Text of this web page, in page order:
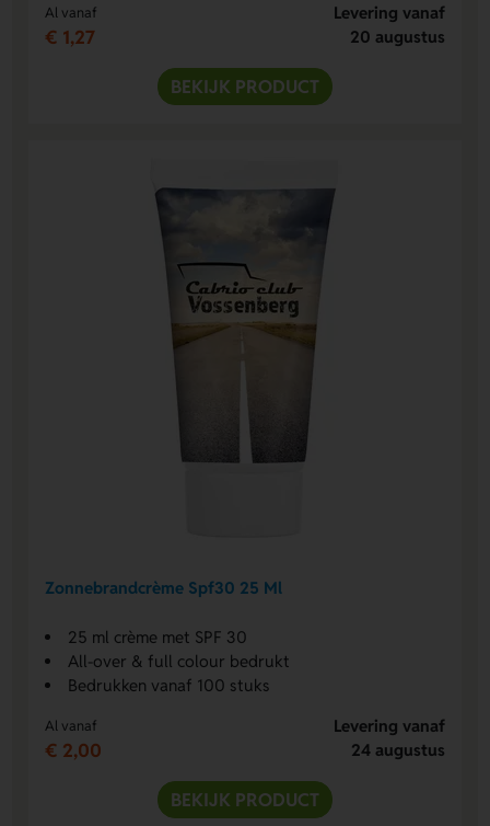
Al vanaf
€ 1,27
Levering vanaf
20 augustus
BEKIJK PRODUCT
Zonnebrandcrème Spf30 25 Ml
25 ml crème met SPF 30
All-over & full colour bedrukt
Bedrukken vanaf 100 stuks
Al vanaf
€ 2,00
Levering vanaf
24 augustus
BEKIJK PRODUCT